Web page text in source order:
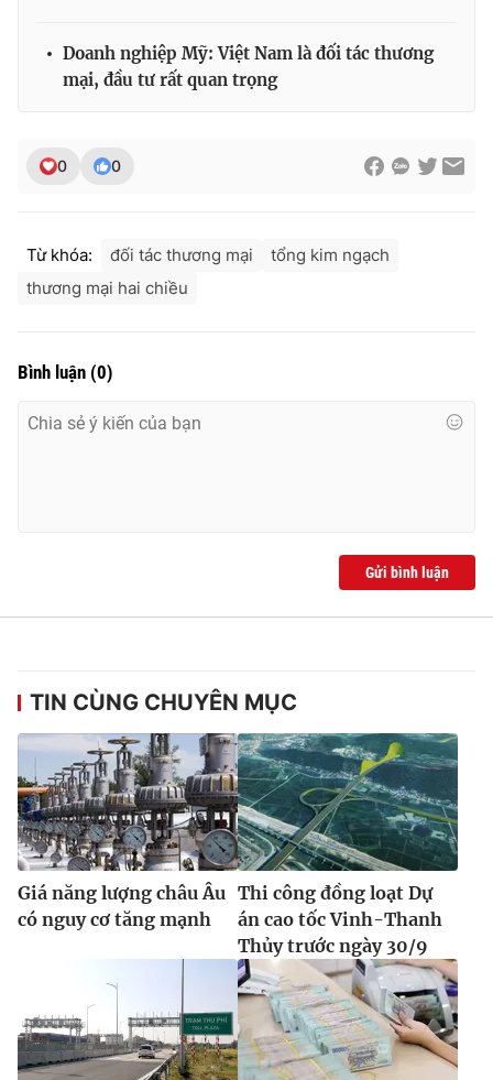
Email:toasoan@vtv.vn
Liên hệ quảng cáo: 024-7300.7108
® Cấm sao chép dưới mọi hình thức nếu không có sự chấp
thông tin từ website này.
Doanh nghiệp Mỹ: Việt Nam là đối tác thương
mại, đầu tư rất quan trọng
0 0
Từ khóa: đối tác thương mại
tổng kim ngạch
thương mại hai chiều
Bình luận (0)
Gửi bình luận
TIN CÙNG CHUYÊN MỤC
Giá năng lượng châu Âu
có nguy cơ tăng mạnh
Thi công đồng loạt Dự
án cao tốc Vinh-Thanh
Thủy trước ngày 30/9